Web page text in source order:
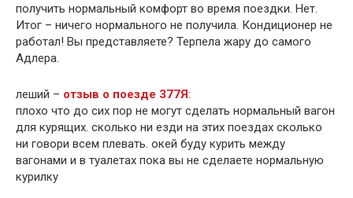
получить нормальный комфорт во время поездки. Нет.
Итог – ничего нормального не получила. Кондиционер не
работал! Вы представляете? Терпела жару до самого
Адлера.
леший – отзыв о поезде 377Я:
плохо что до сих пор не могут сделать нормальный вагон
для курящих. сколько ни езди на этих поездах сколько
ни говори всем плевать. окей буду курить между
вагонами и в туалетах пока вы не сделаете нормальную
курилку